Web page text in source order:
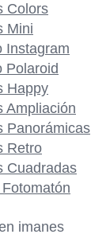
Colors
Mini
Instagram
Polaroid
Happy
Ampliación
Panorámicas
Retro
Cuadradas
imanes